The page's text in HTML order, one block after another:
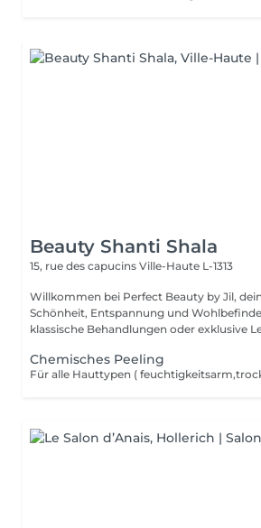
Beauty Shanti Shala
15, rue des capucins Ville-Haute L-1313
Willkommen bei Perfect Beauty by Jil,
Schönheit, Entspannung und Wohlbefinden! Egal ob
klassische Behandlungen oder exklusive
Chemisches Peeling